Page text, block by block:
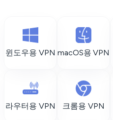
윈도우용 VPN macOS용 VPN
라우터용 VPN 크롬용 VPN